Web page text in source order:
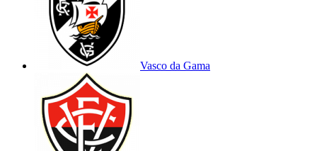
Vasco da Gama